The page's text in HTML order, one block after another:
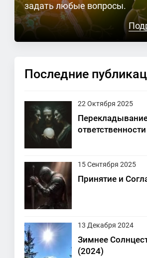
задать любые вопросы.
Последние
22 Октября 2025
ответственности
15 Сентября 2025
Принятие и
13 Декабря 2024
Зимнее
(2024)